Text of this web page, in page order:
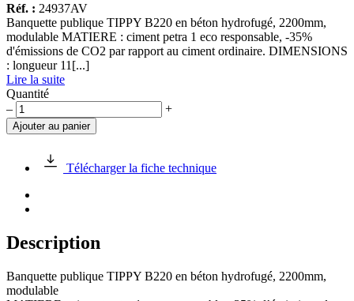
Réf. : 24937AV
Banquette publique TIPPY B220 en béton hydrofugé, 2200mm,
modulable MATIERE : ciment petra 1 eco responsable, -35%
d'émissions de CO2 par rapport au ciment ordinaire. DIMENSIONS
: longueur 11[...]
Lire la suite
Quantité
quantité
de
Banquette
TIPPY
béton,
modulable
– +
Ajouter au panier
Télécharger la fiche technique
Description
Banquette publique TIPPY B220 en béton hydrofugé, 2200mm,
modulable